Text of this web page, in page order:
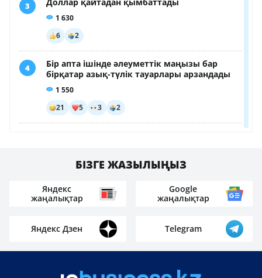
БІЗГЕ ЖАЗЫЛЫҢЫЗ
Яндекс
жаңалықтар
Google
жаңалықтар
Яндекс Дзен Telegram